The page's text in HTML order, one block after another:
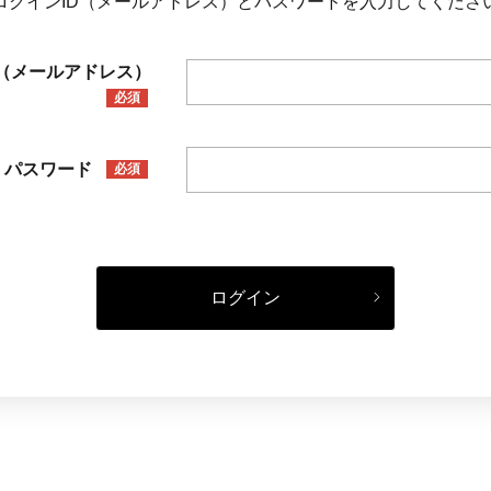
メールアドレス）
必須
パスワード 必須
ログイン